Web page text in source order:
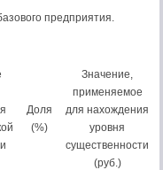
предприятия.
Доля
(%)
Значение,
применяемое
для нахождения
уровня
существенности
(руб.)